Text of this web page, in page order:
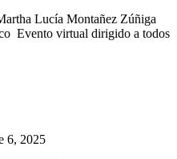
Lucía Montañez Zúñiga
Evento virtual dirigido a todos
6, 2025